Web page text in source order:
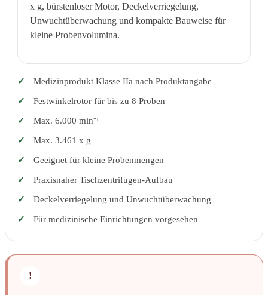
x g, bürstenloser Motor, Deckelverriegelung,
Unwuchtüberwachung und kompakte Bauweise für
kleine Probenvolumina.
Medizinprodukt Klasse IIa nach Produktangabe
Festwinkelrotor für bis zu 8 Proben
Max. 6.000 min⁻¹
Max. 3.461 x g
Geeignet für kleine Probenmengen
Praxisnaher Tischzentrifugen-Aufbau
Deckelverriegelung und Unwuchtüberwachung
Für medizinische Einrichtungen vorgesehen
!